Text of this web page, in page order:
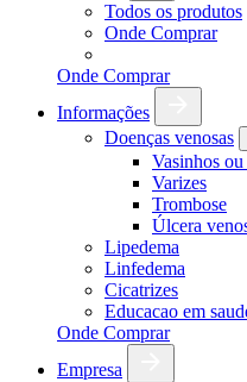
Todos os produtos
Onde Comprar
Onde Comprar
Informações
Doenças venosas
Vasinhos ou
Varizes
Trombose
Úlcera
Lipedema
Linfedema
Cicatrizes
Educacao em
Onde Comprar
Empresa